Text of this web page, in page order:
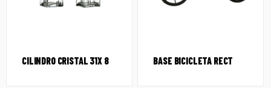
CILINDRO CRISTAL 31X 8 BASE BICICLETA RECT